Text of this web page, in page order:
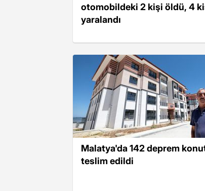
otomobildeki 2 kişi öldü, 4
yaralandı
Malatya'da 142 deprem
teslim edildi